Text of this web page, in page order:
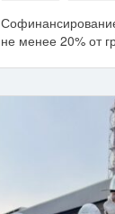
не менее 20% от